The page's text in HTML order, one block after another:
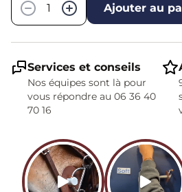
−
+ Ajouter au
Services et conseils
Nos équipes sont là pour
vous répondre au 06 36 40
70 16